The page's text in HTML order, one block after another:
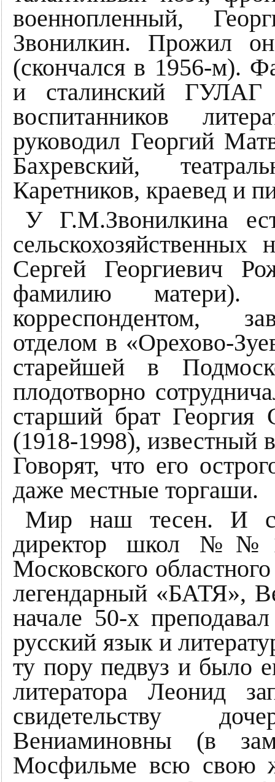
военнопленный,
Звонилкин. Прожил
(скончался в 1956-м).
и сталинский ГУЛАГ
воспитанников
руководил Георгий
Бахревский,
Каретников, краевед и
У Г.М.Звонилкина
Сергей Георгиевич
фамилию матери).
корреспондентом,
отделом в «Орехово-
старейшей в
плодотворно
старший брат Георгия
(1918-1998), известный
Говорят, что его
даже местные торгаши.
Мир наш тесен. И
директор школ
Московского
легендарный «БАТЯ»,
начале 50-х
русский язык и
ту пору педвуз и было
литератора Леонид
свидетельству
Вениаминовны (в
Мосфильме всю свою